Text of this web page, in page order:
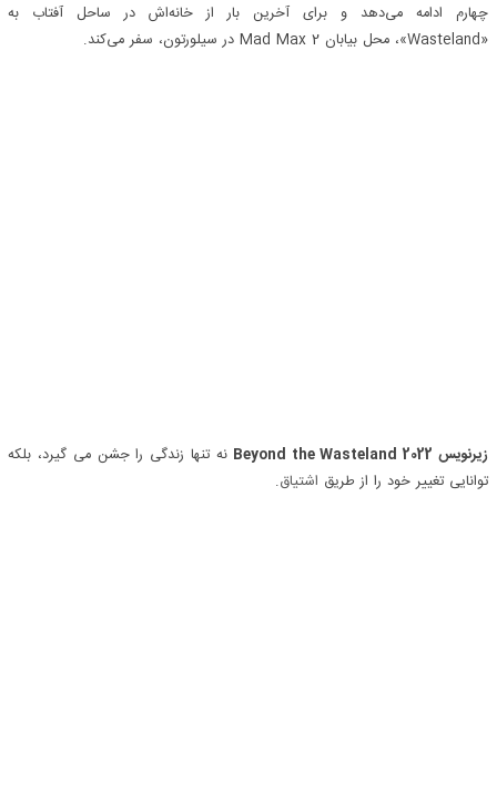
چهارم ادامه می‌دهد و برای آخرین بار از خانه‌اش در ساحل آفتاب به
«Wasteland»، محل بیابان Mad Max 2 در سیلورتون، سفر می‌کند.
زیرنویس Beyond the Wasteland 2022
نه تنها زندگی را جشن می گیرد، بلکه
توانایی تغییر خود را از طریق اشتیاق.